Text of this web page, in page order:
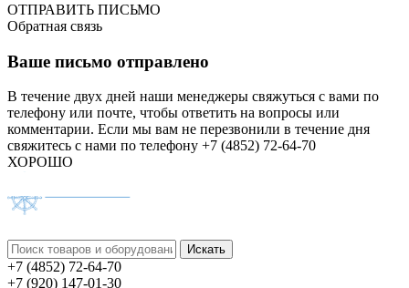
ОТПРАВИТЬ ПИСЬМО
Обратная связь
Ваше письмо отправлено
В течение двух дней наши менеджеры свяжуться с вами по
телефону или почте, чтобы ответить на вопросы или
комментарии. Если мы вам не перезвонили в течение дня
свяжитесь с нами по телефону +7 (4852) 72-64-70
ХОРОШО
+7 (4852) 72-64-70
+7 (920) 147-01-30